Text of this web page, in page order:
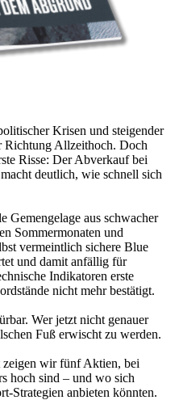
Krisen und steigender
Richtung Allzeithoch. Doch
Risse: Der Abverkauf bei
deutlich, wie schnell sich
Gemengelage aus schwacher
Sommermonaten und
vermeintlich sichere Blue
und damit anfällig für
Indikatoren erste
nicht mehr bestätigt.
Wer jetzt nicht genauer
Fuß erwischt zu werden.
zeigen wir fünf Aktien, bei
hoch sind – und wo sich
Strategien anbieten könnten.